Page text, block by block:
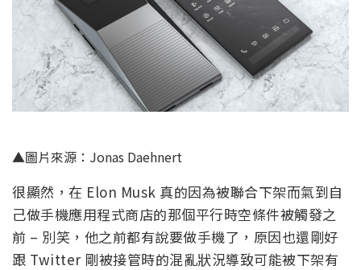
▲圖片來源：Jonas Daehnert
很顯然，在 Elon Musk 真的因為被聯合下架而氣到自
己做手機應用程式商店的那個平行時空條件被觸發之
前 – 別笑，他之前都有說要做手機了，原因也還剛好
跟 Twitter 剛被接管時的混亂狀況導致可能被下架有